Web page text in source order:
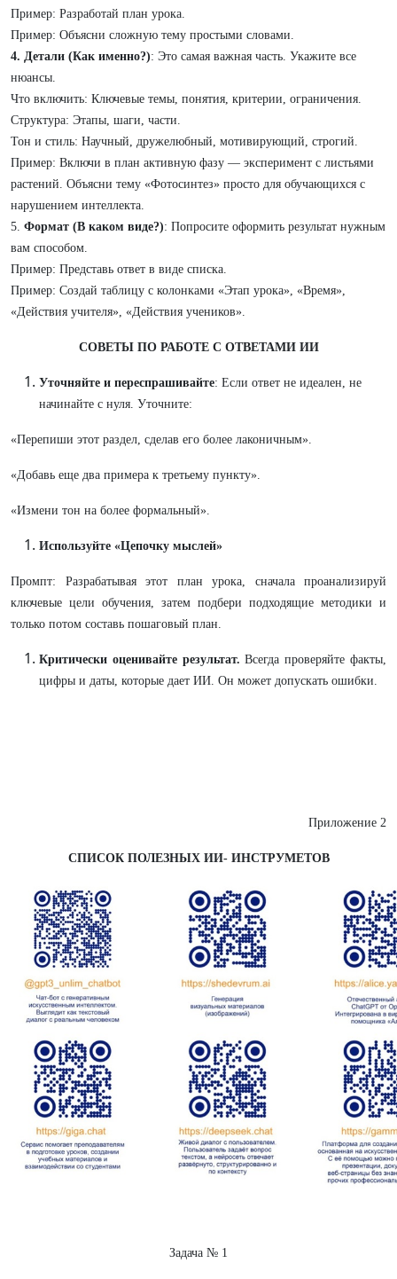
Пример: Разработай план урока.
Пример: Объясни сложную тему простыми словами.
4. Детали (Как именно?): Это самая важная часть. Укажите все
нюансы.
Что включить: Ключевые темы, понятия, критерии, ограничения.
Структура: Этапы, шаги, части.
Тон и стиль: Научный, дружелюбный, мотивирующий, строгий.
Пример: Включи в план активную фазу — эксперимент с листьями
растений. Объясни тему «Фотосинтез» просто для обучающихся с
нарушением интеллекта.
5. Формат (В каком виде?): Попросите оформить результат нужным
вам способом.
Пример: Представь ответ в виде списка.
Пример: Создай таблицу с колонками «Этап урока», «Время»,
«Действия учителя», «Действия учеников».
СОВЕТЫ ПО РАБОТЕ С ОТВЕТАМИ ИИ
Уточняйте и переспрашивайте: Если ответ не идеален, не
начинайте с нуля. Уточните:
«Перепиши этот раздел, сделав его более лаконичным».
«Добавь еще два примера к третьему пункту».
«Измени тон на более формальный».
Используйте «Цепочку мыслей»
Промпт: Разрабатывая этот план урока, сначала проанализируй
ключевые цели обучения, затем подбери подходящие методики и
только потом составь пошаговый план.
Критически оценивайте результат.Всегда проверяйте факты,
цифры и даты, которые дает ИИ. Он может допускать ошибки.
Приложение 2
СПИСОК ПОЛЕЗНЫХ ИИ- ИНСТРУМЕТОВ
Задача № 1